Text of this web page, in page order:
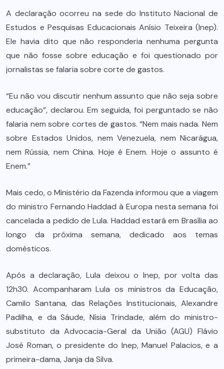
A declaração ocorreu na sede do Instituto Nacional de
Estudos e Pesquisas Educacionais Anísio Teixeira (Inep).
Ele havia dito que não responderia nenhuma pergunta
que não fosse sobre educação e foi questionado por
jornalistas se falaria sobre corte de gastos.
“Eu não vou discutir nenhum assunto que não seja sobre
educação”, declarou. Em seguida, foi perguntado se não
falaria nem sobre cortes de gastos. “Nem mais nada. Nem
sobre Estados Unidos, nem Venezuela, nem Nicarágua,
nem Rússia, nem China. Hoje é Enem. Hoje o assunto é
Enem.”
Mais cedo, o Ministério da Fazenda informou que a viagem
do ministro Fernando Haddad à Europa nesta semana foi
cancelada a pedido de Lula. Haddad estará em Brasília ao
longo da próxima semana, dedicado aos temas
domésticos.
Após a declaração, Lula deixou o Inep, por volta das
12h30. Acompanharam Lula os ministros da Educação,
Camilo Santana, das Relações Institucionais, Alexandre
Padilha, e da Sáude, Nísia Trindade, além do ministro-
substituto da Advocacia-Geral da União (AGU) Flávio
José Roman, o presidente do Inep, Manuel Palacios, e a
primeira-dama, Janja da Silva.